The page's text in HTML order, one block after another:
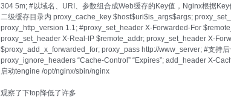
304 5m; #以域名、URI、参数组合成Web缓存的Key值，Nginx根据Key
二级缓存目录内 proxy_cache_key $host$uri$is_args$args;
proxy_http_version 1.1; #proxy_set_header X-Forwarded-For
proxy_set_header X-Real-IP $remote_addr; proxy_set_header X-
$proxy_add_x_forwarded_for; proxy_pass http://www_server; #支持
proxy_ignore_headers “Cache-Control” “Expires”; add_header X-
启动tengine /opt/nginx/sbin/nginx
观察了下top降低了许多